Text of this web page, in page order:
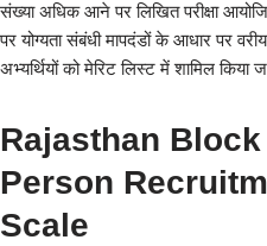
संख्या अधिक आने पर लिखित परीक्षा
पर योग्यता संबंधी मापदंडों के आधार पर
अभ्यर्थियों को मेरिट लिस्ट में शामिल किया
Rajasthan
Person
Scale